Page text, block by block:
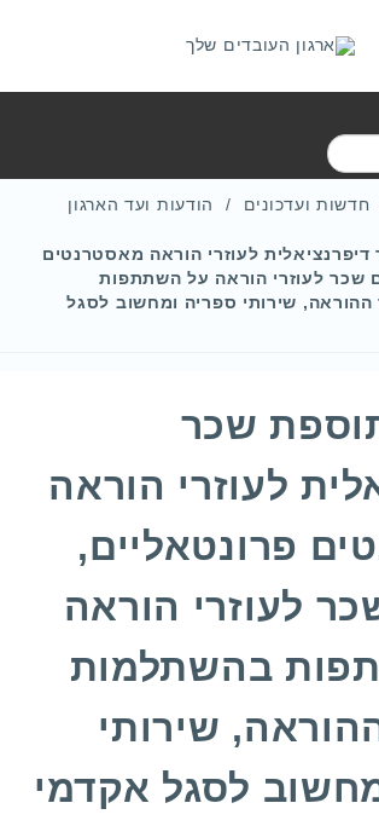
חדשות ועדכונים הודעות ועד הארגון
לעוזרי הוראה מאסטרנטים
שכר לעוזרי הוראה על השתתפות
שירותי ספריה ומחשוב לסגל
שכר
לעוזרי הוראה
פרונטאליים,
לעוזרי הוראה
בהשתלמות
שירותי
לסגל אקדמי